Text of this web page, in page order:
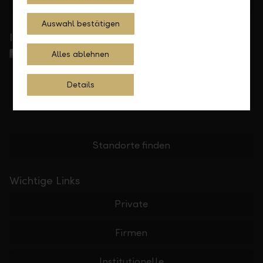
In Ihrer Nähe
Standorte finden
Wichtige Links
Private
Firmen
Auswahl bestätigen
Alles ablehnen
Details